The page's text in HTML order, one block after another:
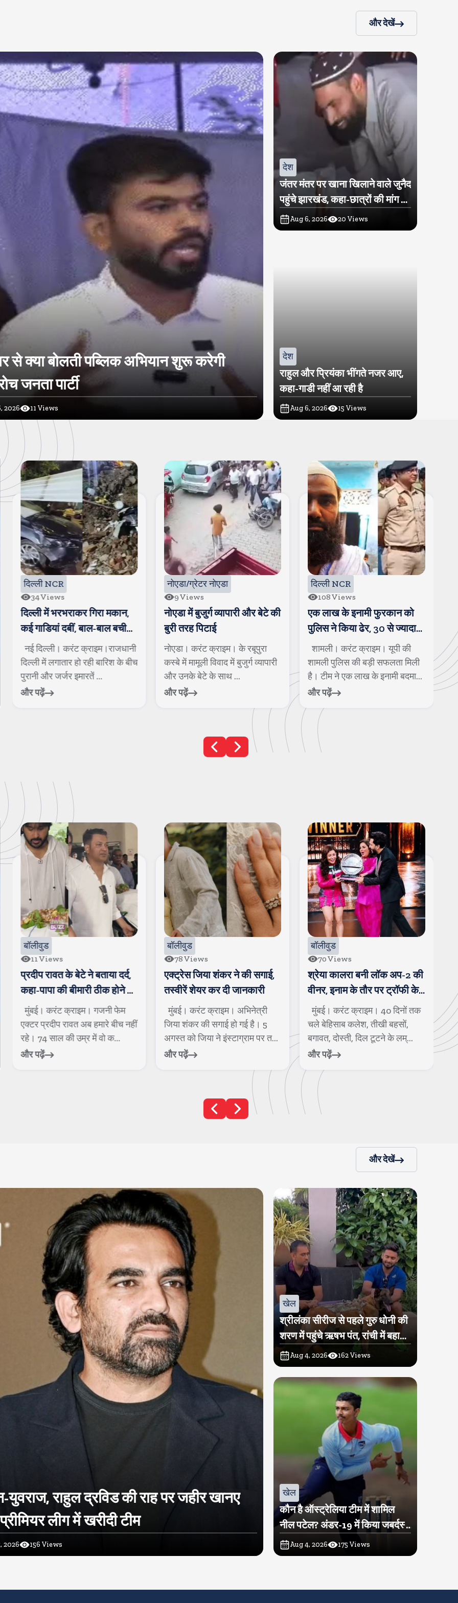
और देखें
से क्या बोलती पब्लिक अभियान शुरू करेगी
जनता पार्टी
2026 11 Views
देश
जंतर मंतर पर खाना खिलाने वाले जुनैद
पहुंचे झारखंड, कहा-छात्रों की मांग का
समर्थन करते है
Aug 6, 2026 20 Views
देश
राहुल और प्रियंका भींगते नजर आए,
कहा-गाडी नहीं आ रही है
Aug 6, 2026 15 Views
भरभराकर गिरा मकान,
दबीं, बाल-बाल बची
करंट क्राइम।राजधानी
हो रही बारिश के बीच
जर्जर इमारतें ...
नोएडा/ग्रेटर नोएडा
नोएडा में बुजुर्ग व्यापारी और बेटे की
बुरी तरह पिटाई
नोएडा। करंट क्राइम। के रबूपुरा
कस्बे में मामूली विवाद में बुजुर्ग व्यापारी
और उनके बेटे के साथ ...
एक लाख के इनामी फुरकान को
पुलिस ने किया ढेर, 30 से ज्यादा
गंभीर मामले थे दर्ज
शामली। करंट क्राइम। यूपी की
शामली पुलिस की बड़ी सफलता मिली
है। टीम ने एक लाख के इनामी बदमाश
कसाना डीजे हो
लंबा जाम,
मुजफ्फरनगर।
कांवड यात्रा के
की चर्चा तेज हो
रावत के बेटे ने बताया दर्द,
की बीमारी ठीक होने के
गई
क्राइम। गजनी फेम
रावत अब हमारे बीच नहीं
साल की उम्र में वो क...
Views
एक्ट्रेस जिया शंकर ने की सगाई,
तस्वीरें शेयर कर दी जानकारी
मुंबई। करंट क्राइम। अभिनेत्री
जिया शंकर की सगाई हो गई है। 5
अगस्त को जिया ने इंस्टाग्राम पर त...
Views
श्रेया कालरा बनी लॉक अप-2 की
वीनर, इनाम के तौर पर ट्रॉफी के
साथ एक करोड रुपए मिले
मुंबई। करंट क्राइम। 40 दिनों तक
चले बेहिसाब कलेश, तीखी बहसों,
बगावत, दोस्ती, दिल टूटने के लम्...
नोरा फतेही
फुटबॉलर है
मुंबई। करंट
नोरा फतेही
सुर्खियों में
और देखें
युवराज, राहुल द्रविड की राह पर जहीर खानए
लीग में खरीदी टीम
2026 156 Views
खेल
श्रीलंका सीरीज से पहले गुरु धोनी की
शरण में पहुंचे ऋषभ पंत, रांची में बहा
रहे हैं पसीना
Aug 4, 2026 162Views
खेल
कौन है ऑस्ट्रेलिया टीम में शामिल
नील पटेल? अंडर-19 में किया जबर्दस्त
प्रदर्शन
Aug 4, 2026 175 Views